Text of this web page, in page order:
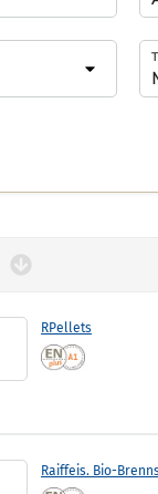
RPellets
Raiffeis. Bio-